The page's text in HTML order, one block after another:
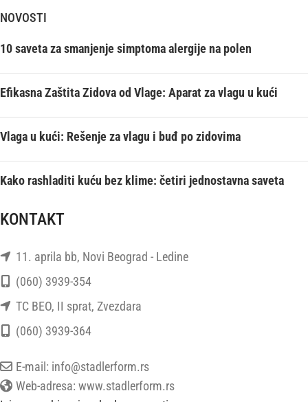
NOVOSTI
10 saveta za smanjenje simptoma alergije na polen
Efikasna Zaštita Zidova od Vlage: Aparat za vlagu u kući
Vlaga u kući: Rešenje za vlagu i buđ po zidovima
Kako rashladiti kuću bez klime: četiri jednostavna saveta
KONTAKT
11. aprila bb, Novi Beograd - Ledine
(060) 3939-354
TC BEO, II sprat, Zvezdara
(060) 3939-364
E-mail: info@stadlerform.rs
Web-adresa: www.stadlerform.rs